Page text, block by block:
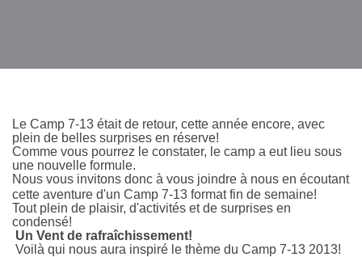
Le Camp 7-13 était de retour, cette année encore, avec
plein de belles surprises en réserve!
Comme vous pourrez le constater, le camp a eut lieu sous
une nouvelle formule.
Nous vous invitons donc à vous joindre à nous en écoutant
cette aventure d'un Camp 7-13 format fin de semaine!
Tout plein de plaisir, d'activités et de surprises en
condensé!
Un Vent de rafraîchissement!
Voilà qui nous aura inspiré le thème du Camp 7-13 2013!